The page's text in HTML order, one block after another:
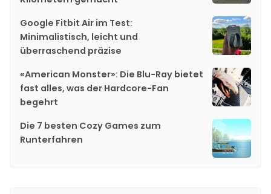
Google Fitbit Air im Test:
Minimalistisch, leicht und
überraschend präzise
«American Monster»: Die Blu-Ray bietet
fast alles, was der Hardcore-Fan
begehrt
Die 7 besten Cozy Games zum
Runterfahren